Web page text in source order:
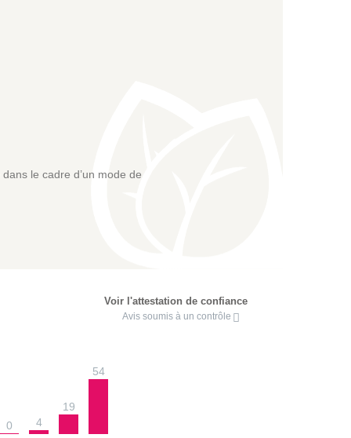
le cadre d’un mode de
Voir l'attestation de confiance
Avis soumis à un contrôle
0
4
19
54